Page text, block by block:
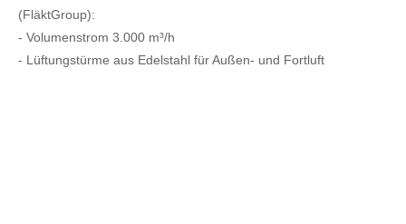
(FläktGroup):
- Volumenstrom 3.000 m³/h
- Lüftungstürme aus Edelstahl für Außen- und Fortluft